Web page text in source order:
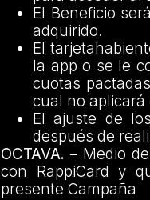
El Beneficio
adquirido.
El
la app o se le
cuotas
cual no aplicará
El ajuste de
después de
OCTAVA. – Medio
con RappiCard y
presente Campaña